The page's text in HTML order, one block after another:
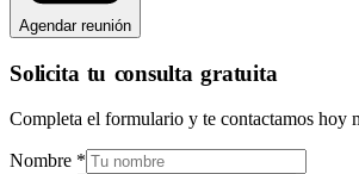
Agendar reunión
Solicita tu consulta gratuita
Completa el formulario y te contactamos hoy
Nombre *